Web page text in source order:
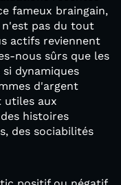
fameux braingain,
pas du tout
actifs reviennent
nous sûrs que les
dynamiques
d'argent
utiles aux
histoires
des sociabilités